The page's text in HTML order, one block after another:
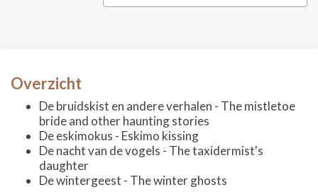
Overzicht
De bruidskist en andere verhalen - The mistletoe
bride and other haunting stories
De eskimokus - Eskimo kissing
De nacht van de vogels - The taxidermist's
daughter
De wintergeest - The winter ghosts